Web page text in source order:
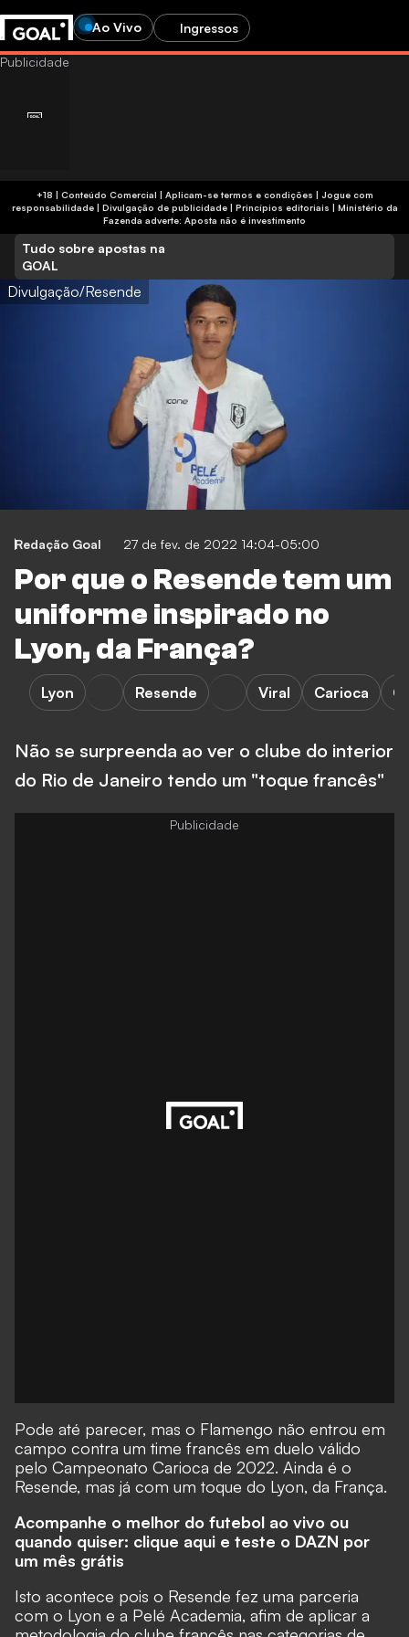
Ao Vivo Ingressos
+18 | Conteúdo Comercial | Aplicam-se termos e condições | Jogue com
responsabilidade| Divulgação de publicidade| Princípios editoriais | Ministério da
Fazenda adverte: Aposta não é investimento
Tudo sobre apostas na
GOAL
Divulgação/Resende
Redação Goal 27 de fev. de 2022 14:04-05:00
Por que o Resende tem um
uniforme inspirado no
Lyon, da França?
Lyon Resende Viral Carioca
Não se surpreenda ao ver o clube do interior
do Rio de Janeiro tendo um "toque francês"
Pode até parecer, mas o Flamengo não entrou em
campo contra um time francês em duelo válido
pelo Campeonato Carioca de 2022. Ainda é o
Resende, mas já com um toque do Lyon, da França.
Acompanhe o melhor do futebol ao vivo ou
quando quiser: clique aqui e teste o DAZN por
um mês grátis
Isto acontece pois o Resende fez uma parceria
com o Lyon e a Pelé Academia, afim de aplicar a